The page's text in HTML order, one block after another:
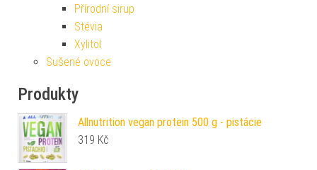
Přírodní sirup
Stévia
Xylitol
Sušené ovoce
Produkty
Allnutrition vegan protein 500 g - pistácie
319 Kč